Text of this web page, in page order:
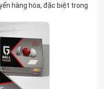
hàng hóa, đặc biệt trong